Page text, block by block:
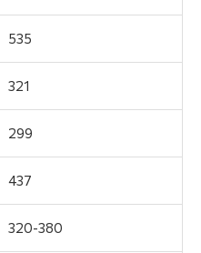
535
321
299
437
320-380